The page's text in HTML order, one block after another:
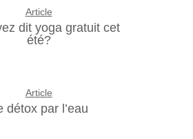
Article
dit yoga gratuit cet
été?
Article
détox par l’eau